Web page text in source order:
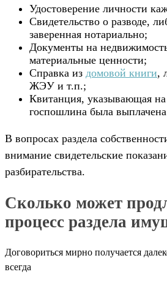
Удостоверение личности
Свидетельство о разводе,
заверенная нотариально;
Документы на
материальные ценности;
Справка из домовой книги,
ЖЭУ и т.п.;
Квитанция, указывающая на
госпошлина была выплачена
В вопросах раздела
внимание свидетельские
разбирательства.
Сколько может
процесс раздела
Договориться мирно получается
всегда